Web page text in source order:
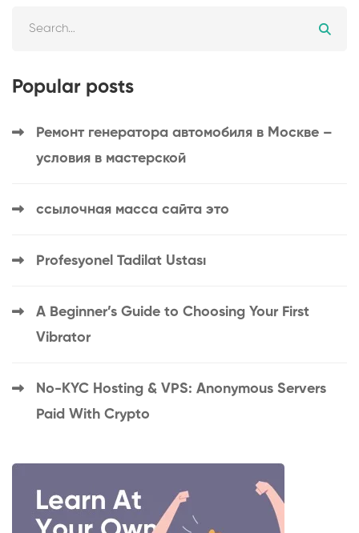
Popular posts
Ремонт генератора автомобиля в Москве –
условия в мастерской
ссылочная масса сайта это
Profesyonel Tadilat Ustası
A Beginner’s Guide to Choosing Your First
Vibrator
No-KYC Hosting & VPS: Anonymous Servers
Paid With Crypto